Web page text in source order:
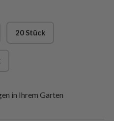
20 Stück
in Ihrem Garten